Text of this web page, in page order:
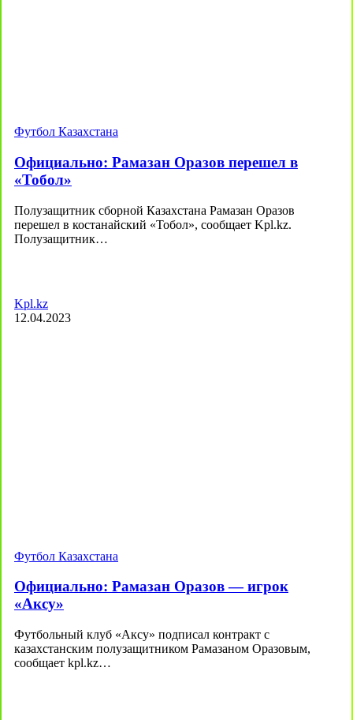
Футбол Казахстана
Официально: Рамазан Оразов перешел в
«Тобол»
Полузащитник сборной Казахстана Рамазан Оразов
перешел в костанайский «Тобол», сообщает Kpl.kz.
Полузащитник…
Kpl.kz
12.04.2023
Футбол Казахстана
Официально: Рамазан Оразов — игрок
«Аксу»
Футбольный клуб «Аксу» подписал контракт с
казахстанским полузащитником Рамазаном Оразовым,
сообщает kpl.kz…